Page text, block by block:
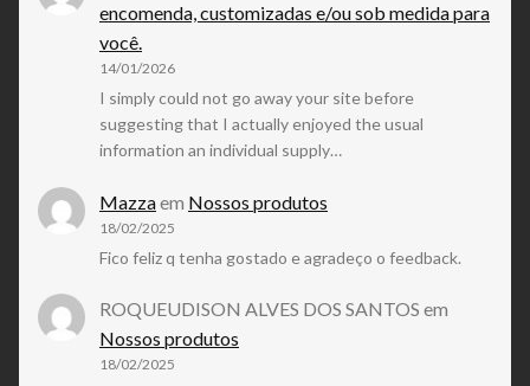
encomenda, customizadas e/ou sob medida para
você.
14/01/2026
I simply could not go away your site before
suggesting that I actually enjoyed the usual
information an individual supply…
Mazzaem Nossos produtos
18/02/2025
Fico feliz q tenha gostado e agradeço o feedback.
ROQUEUDISON ALVES DOS SANTOS em
Nossos produtos
18/02/2025